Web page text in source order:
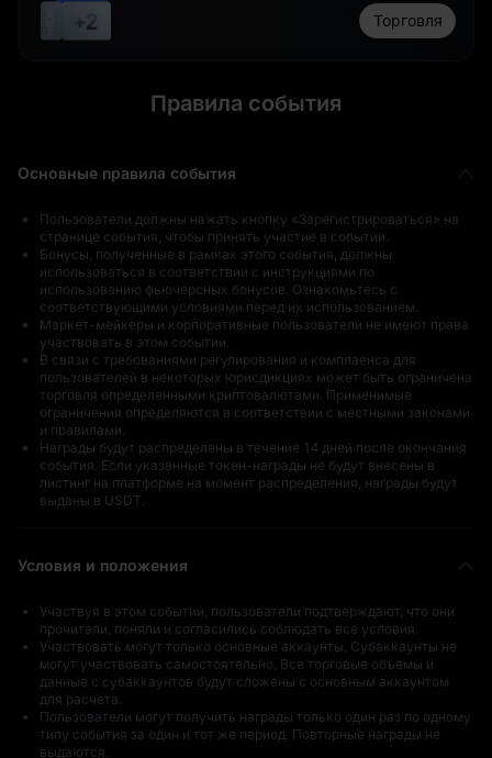
50 USDT в GRAM
10 USDT в GRAM
5 USDT в GRAM
Благодарим вас
за участие
за участие
5 USDT в GRAM
Благодарим вас
за участие
100 USDT в GRAM
50 USDT в GRAM
+2 Торговля
Правила события
Основные правила события
Пользователи должны нажать кнопку «Зарегистрироваться» на
странице события, чтобы принять участие в событии.
Бонусы, полученные в рамках этого события, должны
использоваться в соответствии с инструкциями по
использованию фьючерсных бонусов. Ознакомьтесь с
соответствующими условиями перед их использованием.
Маркет-мейкеры и корпоративные пользователи не имеют права
участвовать в этом событии.
В связи с требованиями регулирования и комплаенса для
пользователей в некоторых юрисдикциях может быть ограничена
торговля определенными криптовалютами. Применимые
ограничения определяются в соответствии с местными законами
и правилами.
Награды будут распределены в течение 14 дней после окончания
события. Если указанные токен-награды не будут внесены в
листинг на платформе на момент распределения, награды будут
выданы в USDT.
Условия и положения
Участвуя в этом событии, пользователи подтверждают, что они
прочитали, поняли и согласились соблюдать все условия.
Участвовать могут только основные аккаунты. Субаккаунты не
могут участвовать самостоятельно. Все торговые объемы и
данные с субаккаунтов будут сложены с основным аккаунтом
для расчета.
Пользователи могут получить награды только один раз по одному
типу события за один и тот же период. Повторные награды не
выдаются.